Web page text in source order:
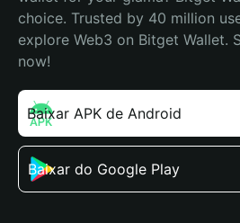
choice. Trusted by 40 million
explore Web3 on Bitget Wallet.
now!
Baixar APK de Android
Baixar do Google Play